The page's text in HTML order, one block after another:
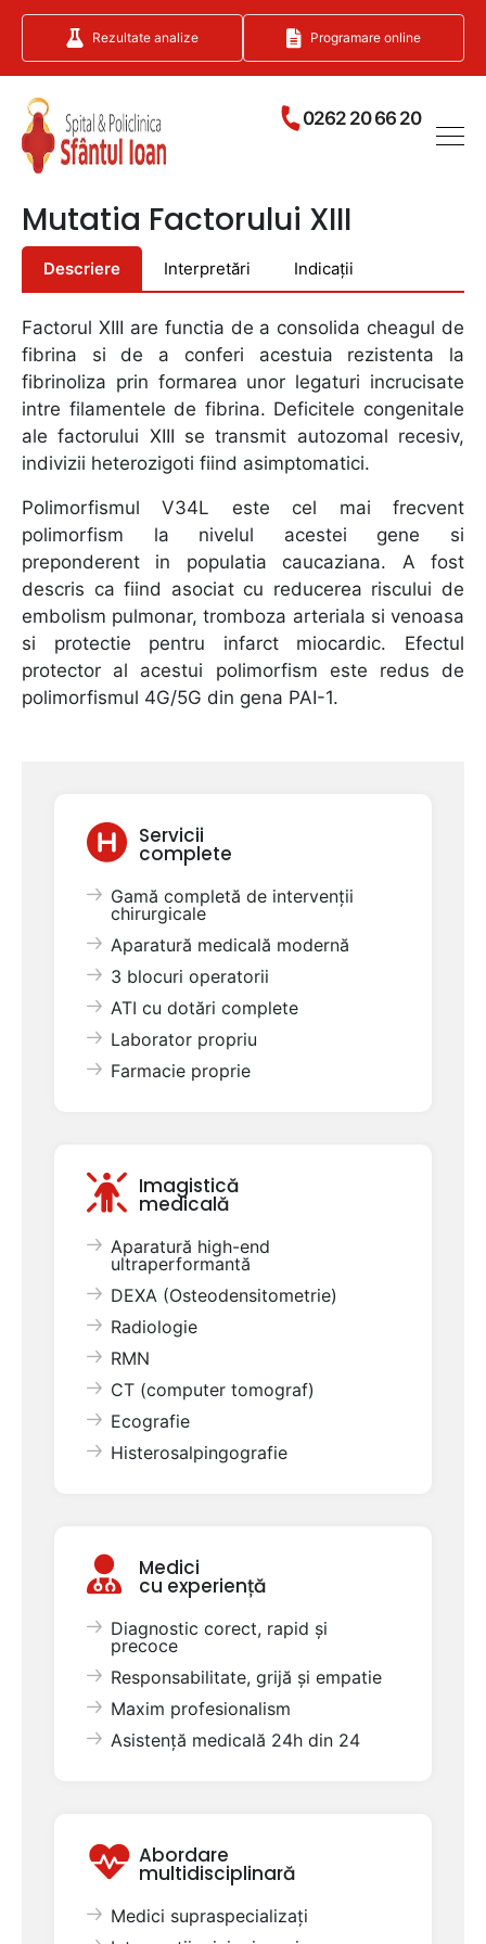
0262 20 66 20
Rezultate analize Programare online
Mutatia Factorului XIII
Descriere Interpretări Indicații
Factorul XIII are functia de a consolida cheagul de
fibrina si de a conferi acestuia rezistenta la
fibrinoliza prin formarea unor legaturi incrucisate
intre filamentele de fibrina. Deficitele congenitale
ale factorului XIII se transmit autozomal recesiv,
indivizii heterozigoti fiind asimptomatici.
Polimorfismul V34L este cel mai frecvent
polimorfism la nivelul acestei gene si
preponderent in populatia caucaziana. A fost
descris ca fiind asociat cu reducerea riscului de
embolism pulmonar, tromboza arteriala si venoasa
si protectie pentru infarct miocardic. Efectul
protector al acestui polimorfism este redus de
polimorfismul 4G/5G din gena PAI-1.
Servicii
complete
Gamă completă de intervenții
chirurgicale
Aparatură medicală modernă
3 blocuri operatorii
ATI cu dotări complete
Laborator propriu
Farmacie proprie
Imagistică
medicală
Aparatură high-end
ultraperformantă
DEXA (Osteodensitometrie)
Radiologie
RMN
CT (computer tomograf)
Ecografie
Histerosalpingografie
Medici
cu experiență
Diagnostic corect, rapid și
precoce
Responsabilitate, grijă și empatie
Maxim profesionalism
Asistență medicală 24h din 24
Abordare
multidisciplinară
Medici supraspecializați